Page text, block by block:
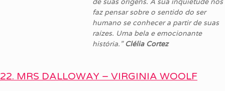
faz pensar sobre o sentido do ser
humano se conhecer a partir de suas
raízes. Uma bela e emocionante
história.”Clélia Cortez
22. MRS DALLOWAY – VIRGINIA WOOLF